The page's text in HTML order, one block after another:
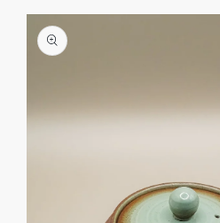
Skip to
product
information